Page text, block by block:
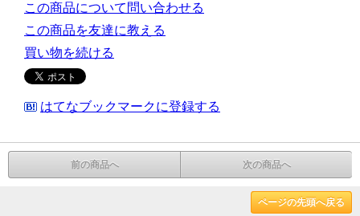
この商品について問い合わせる
この商品を友達に教える
買い物を続ける
はてなブックマークに登録する
前の商品へ 次の商品へ
ページの先頭へ戻る